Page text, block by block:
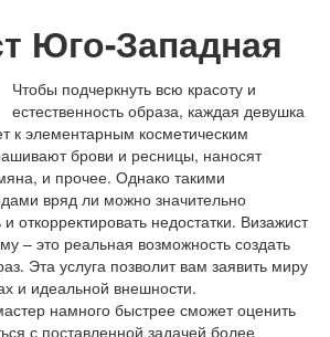
Юго-Западная
Чтобы подчеркнуть всю красоту и
естественность образа, каждая девушка
к элементарным косметическим
брови и ресницы, наносят
и прочее. Однако такими
вряд ли можно значительно
откорректировать недостатки. Визажист
– это реальная возможность создать
Эта услуга позволит вам заявить миру
и идеальной внешности.
намного быстрее сможет оценить
с поставленной задачей более